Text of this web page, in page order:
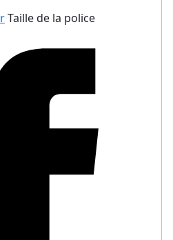
Taille de la police